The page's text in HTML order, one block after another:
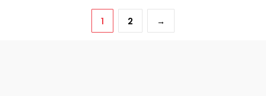
producto
desde
28,00€
variantes.
1 2 →